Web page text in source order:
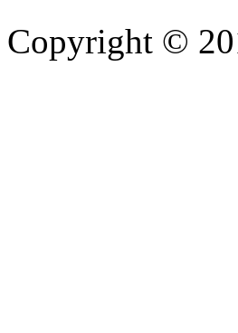
Copyright ©